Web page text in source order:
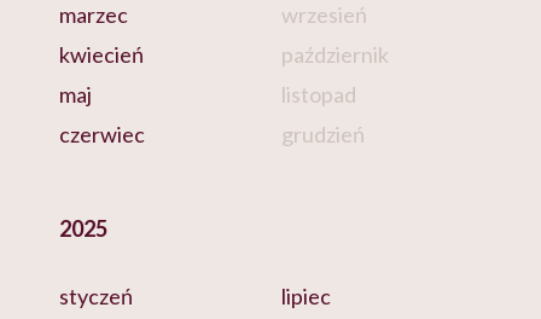
marzec
kwiecień
maj
czerwiec
wrzesień
październik
listopad
grudzień
2025
styczeń
lipiec